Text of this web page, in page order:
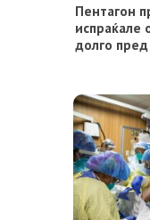
Пентагон
испраќале
долго пред